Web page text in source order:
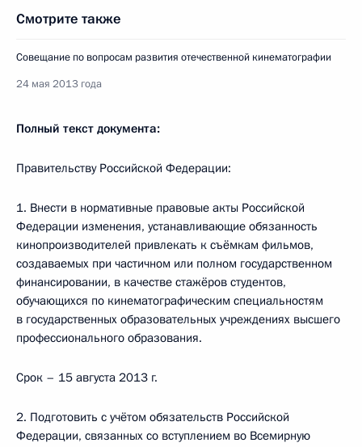
Смотрите также
Совещание по вопросам развития отечественной кинематографии
24 мая 2013 года
Полный текст документа:
Правительству Российской Федерации:
1. Внести в нормативные правовые акты Российской
Федерации изменения, устанавливающие обязанность
кинопроизводителей привлекать к съёмкам фильмов,
создаваемых при частичном или полном государственном
финансировании, в качестве стажёров студентов,
обучающихся по кинематографическим специальностям
в государственных образовательных учреждениях высшего
профессионального образования.
Срок – 15 августа 2013 г.
2. Подготовить с учётом обязательств Российской
Федерации, связанных со вступлением во Всемирную